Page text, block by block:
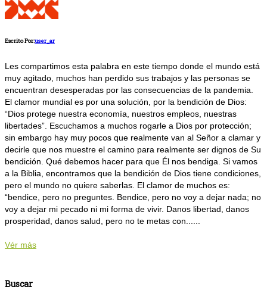
Escrito Por:user_ar
Les compartimos esta palabra en este tiempo donde el mundo está
muy agitado, muchos han perdido sus trabajos y las personas se
encuentran desesperadas por las consecuencias de la pandemia.
El clamor mundial es por una solución, por la bendición de Dios:
“Dios protege nuestra economía, nuestros empleos, nuestras
libertades”. Escuchamos a muchos rogarle a Dios por protección;
sin embargo hay muy pocos que realmente van al Señor a clamar y
decirle que nos muestre el camino para realmente ser dignos de Su
bendición. Qué debemos hacer para que Él nos bendiga. Si vamos
a la Biblia, encontramos que la bendición de Dios tiene condiciones,
pero el mundo no quiere saberlas. El clamor de muchos es:
“bendice, pero no preguntes. Bendice, pero no voy a dejar nada; no
voy a dejar mi pecado ni mi forma de vivir. Danos libertad, danos
prosperidad, danos salud, pero no te metas con......
Vér más
Buscar